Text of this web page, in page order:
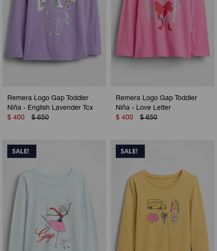
Remera Logo Gap Toddler
Niña - English Lavender Tcx
$ 400 $ 650
Remera Logo Gap Toddler
Niña - Love Letter
$ 400 $ 650